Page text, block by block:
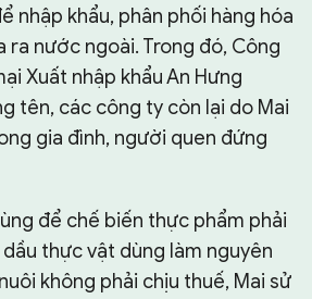
nhập khẩu, phân phối hàng hóa
ra nước ngoài. Trong đó, Công
Xuất nhập khẩu An Hưng
tên, các công ty còn lại do Mai
gia đình, người quen đứng
để chế biến thực phẩm phải
dầu thực vật dùng làm nguyên
không phải chịu thuế, Mai sử